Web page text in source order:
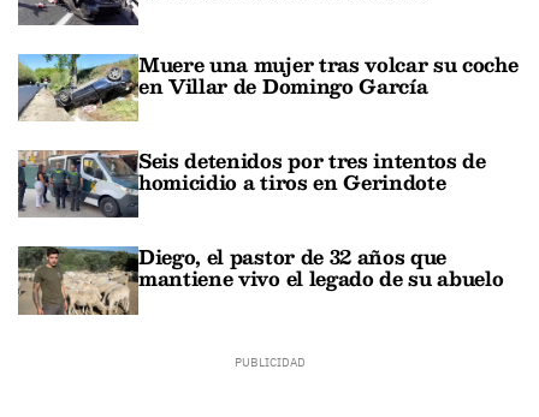
Muere una mujer tras volcar su coche
en Villar de Domingo García
Seis detenidos por tres intentos de
homicidio a tiros en Gerindote
Diego, el pastor de 32 años que
mantiene vivo el legado de su abuelo